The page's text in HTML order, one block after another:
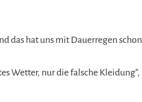
das hat uns mit Dauerregen schon
Wetter, nur die falsche Kleidung”,